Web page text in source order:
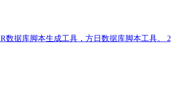
据库脚本生成工具，方日数据库脚本工具。